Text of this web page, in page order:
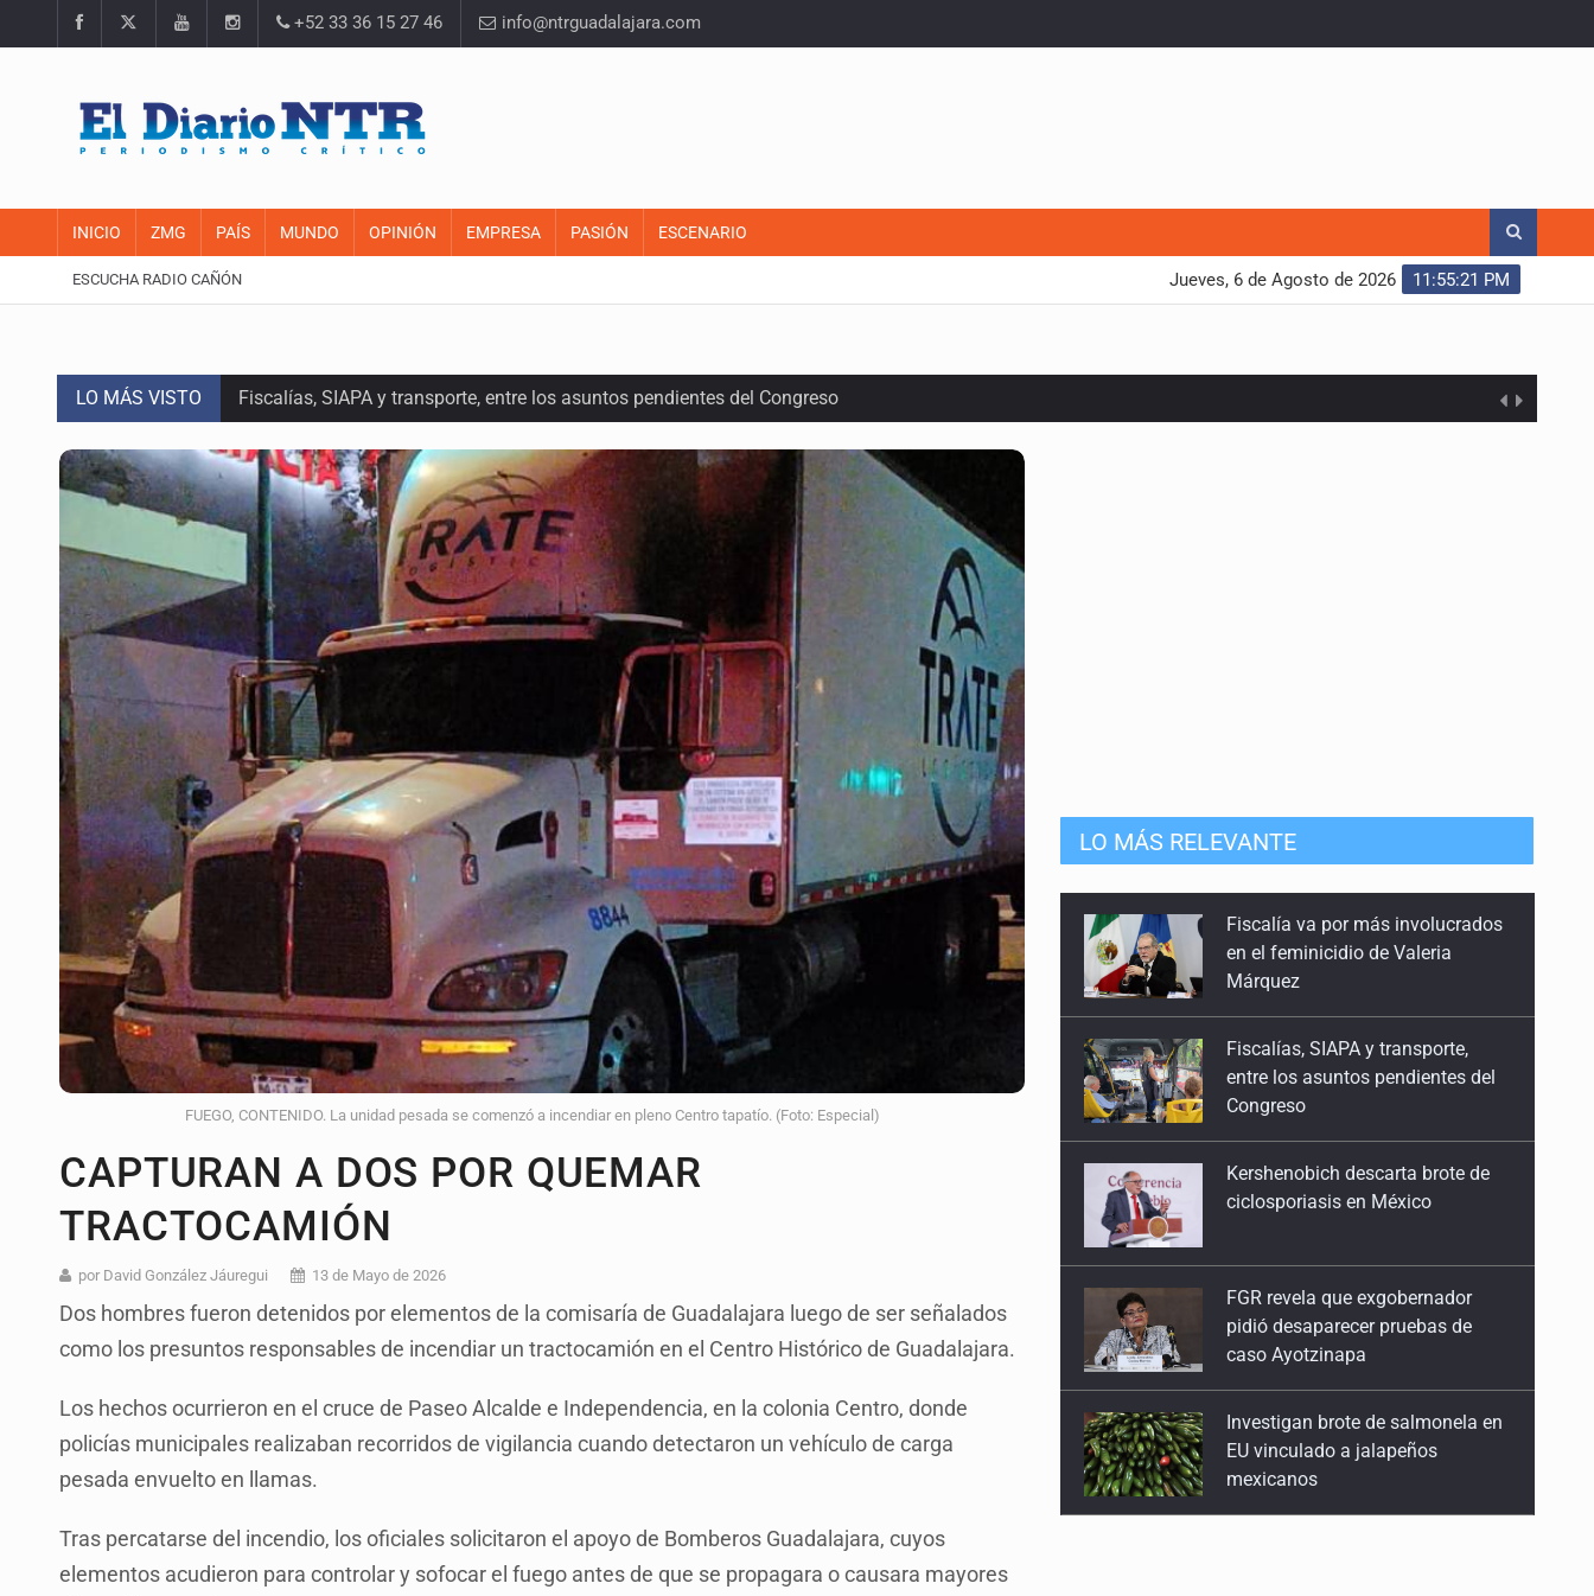
+52 33 36 15 27 46 info@ntrguadalajara.com
INICIO ZMG PAÍS MUNDO OPINIÓN EMPRESA PASIÓN ESCENARIO
ESCUCHA RADIO CAÑÓN 11:55:22 PM
Jueves, 6 de Agosto de 2026
LO MÁS VISTO Fiscalías, SIAPA y transporte, entre los asuntos pendientes del Congreso
Kershenobich descarta brote de ciclosporiasis en México
FGR revela que exgobernador pidió desaparecer pruebas de caso Ayotzinapa
Capturan en Zapopan a defraudador de paquetes vacacionales
Adulto mayor pierde la vida en incendio de una vivienda en Oblatos
Asesinan a balazos a un hombre en calles de El Salto
Jalisco mantiene la búsqueda de 21 adolescentes desaparecidos durante julio
Asesinan a balazos a un hombre en Tlajomulco
Investigan brote de salmonela en EU vinculado a jalapeños mexicanos
Fiscalía va por más involucrados en el feminicidio de Valeria Márquez
FUEGO, CONTENIDO. La unidad pesada se comenzó a incendiar en pleno Centro tapatío. (Foto: Especial)
CAPTURAN A DOS POR QUEMAR
TRACTOCAMIÓN
por David González Jáuregui 13 de Mayo de 2026
Dos hombres fueron detenidos por elementos de la comisaría de Guadalajara luego de ser señalados
como los presuntos responsables de incendiar un tractocamión en el Centro Histórico de Guadalajara.
Los hechos ocurrieron en el cruce de Paseo Alcalde e Independencia, en la colonia Centro, donde
policías municipales realizaban recorridos de vigilancia cuando detectaron un vehículo de carga
pesada envuelto en llamas.
Tras percatarse del incendio, los oficiales solicitaron el apoyo de Bomberos Guadalajara, cuyos
elementos acudieron para controlar y sofocar el fuego antes de que se propagara o causara mayores
LO MÁS RELEVANTE
Fiscalías, SIAPA y transporte,
entre los asuntos pendientes del
Congreso
Kershenobich descarta brote de
ciclosporiasis en México
FGR revela que exgobernador
pidió desaparecer pruebas de
Investigan brote de salmonela en
EU vinculado a jalapeños
mexicanos
Capturan en Zapopan a
defraudador de paquetes
vacacionales